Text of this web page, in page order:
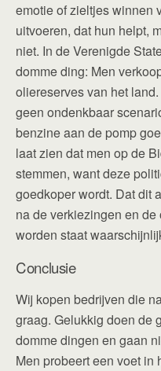
emotie of zieltjes winnen
uitvoeren, dat hun helpt,
niet. In de Verenigde
domme ding: Men
oliereserves van het
geen ondenkbaar
benzine aan de pomp
laat zien dat men op de
stemmen, want deze
goedkoper wordt. Dat dit
na de verkiezingen en
worden staat
Conclusie
Wij kopen bedrijven die
graag. Gelukkig doen de
domme dingen en gaan
Men probeert een voet in